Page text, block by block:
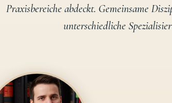
Praxisbereiche abdeckt. Gemeinsame
unterschiedliche